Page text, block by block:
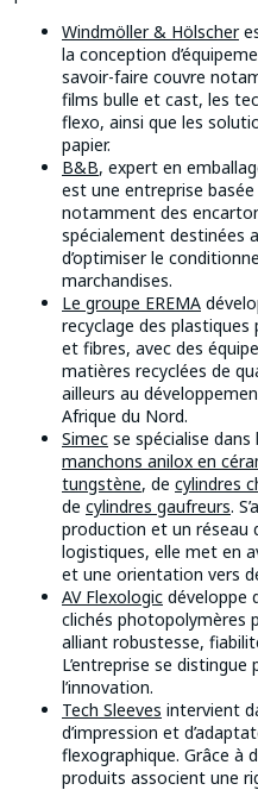
Windmöller & Hölscher
la conception
savoir-faire couvre
films bulle et cast, les
flexo, ainsi que les
papier.
B&B, expert en
est une entreprise
notamment des
spécialement destinées
d’optimiser le
marchandises.
Le groupe EREMA
recyclage des
et fibres, avec des
matières recyclées de
ailleurs au
Afrique du Nord.
Simec se spécialise
manchons anilox en
tungstène, de cylindres
de cylindres gaufreurs.
production et un réseau
logistiques, elle met en
et une orientation vers
AV Flexologic développe
clichés photopolymères
alliant robustesse,
L’entreprise se
l’innovation.
Tech Sleeves intervient
d’impression et
flexographique. Grâce à
produits associent une